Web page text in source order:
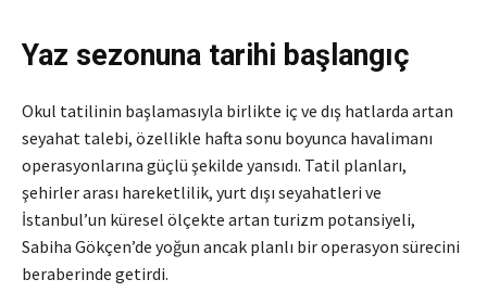
Yaz sezonuna tarihi başlangıç
Okul tatilinin başlamasıyla birlikte iç ve dış hatlarda artan
seyahat talebi, özellikle hafta sonu boyunca havalimanı
operasyonlarına güçlü şekilde yansıdı. Tatil planları,
şehirler arası hareketlilik, yurt dışı seyahatleri ve
İstanbul’un küresel ölçekte artan turizm potansiyeli,
Sabiha Gökçen’de yoğun ancak planlı bir operasyon sürecini
beraberinde getirdi.